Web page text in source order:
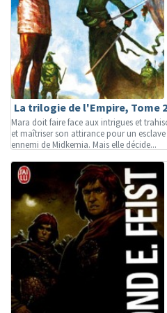
La trilogie de l'Empire, Tome
Mara doit faire face aux intrigues et
et maîtriser son attirance pour un
ennemi de Midkemia. Mais elle décide...